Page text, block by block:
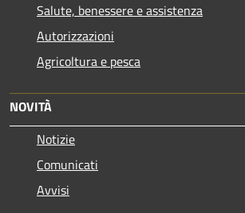
Salute, benessere e assistenza
Autorizzazioni
Agricoltura e pesca
NOVITÀ
Notizie
Comunicati
Avvisi